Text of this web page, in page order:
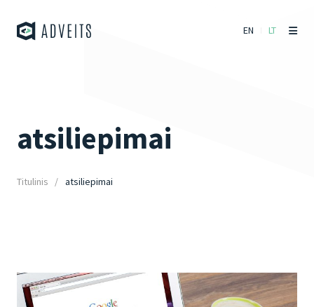
EN LT
atsiliepimai
Titulinis atsiliepimai